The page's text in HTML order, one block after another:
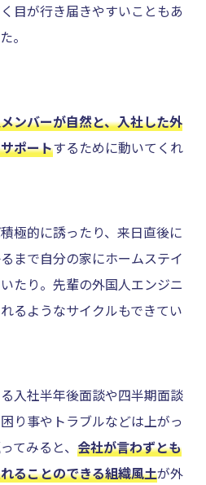
目が行き届きやすいこともあ
。
ンバーが自然と、入社した外
ポートするために動いてくれ
極的に誘ったり、来日直後に
まで自分の家にホームステイ
たり。先輩の外国人エンジニ
るようなサイクルもできてい
入社半年後面談や四半期面談
り事やトラブルなどは上がっ
てみると、 会社が言わずとも
ることのできる組織風土が外